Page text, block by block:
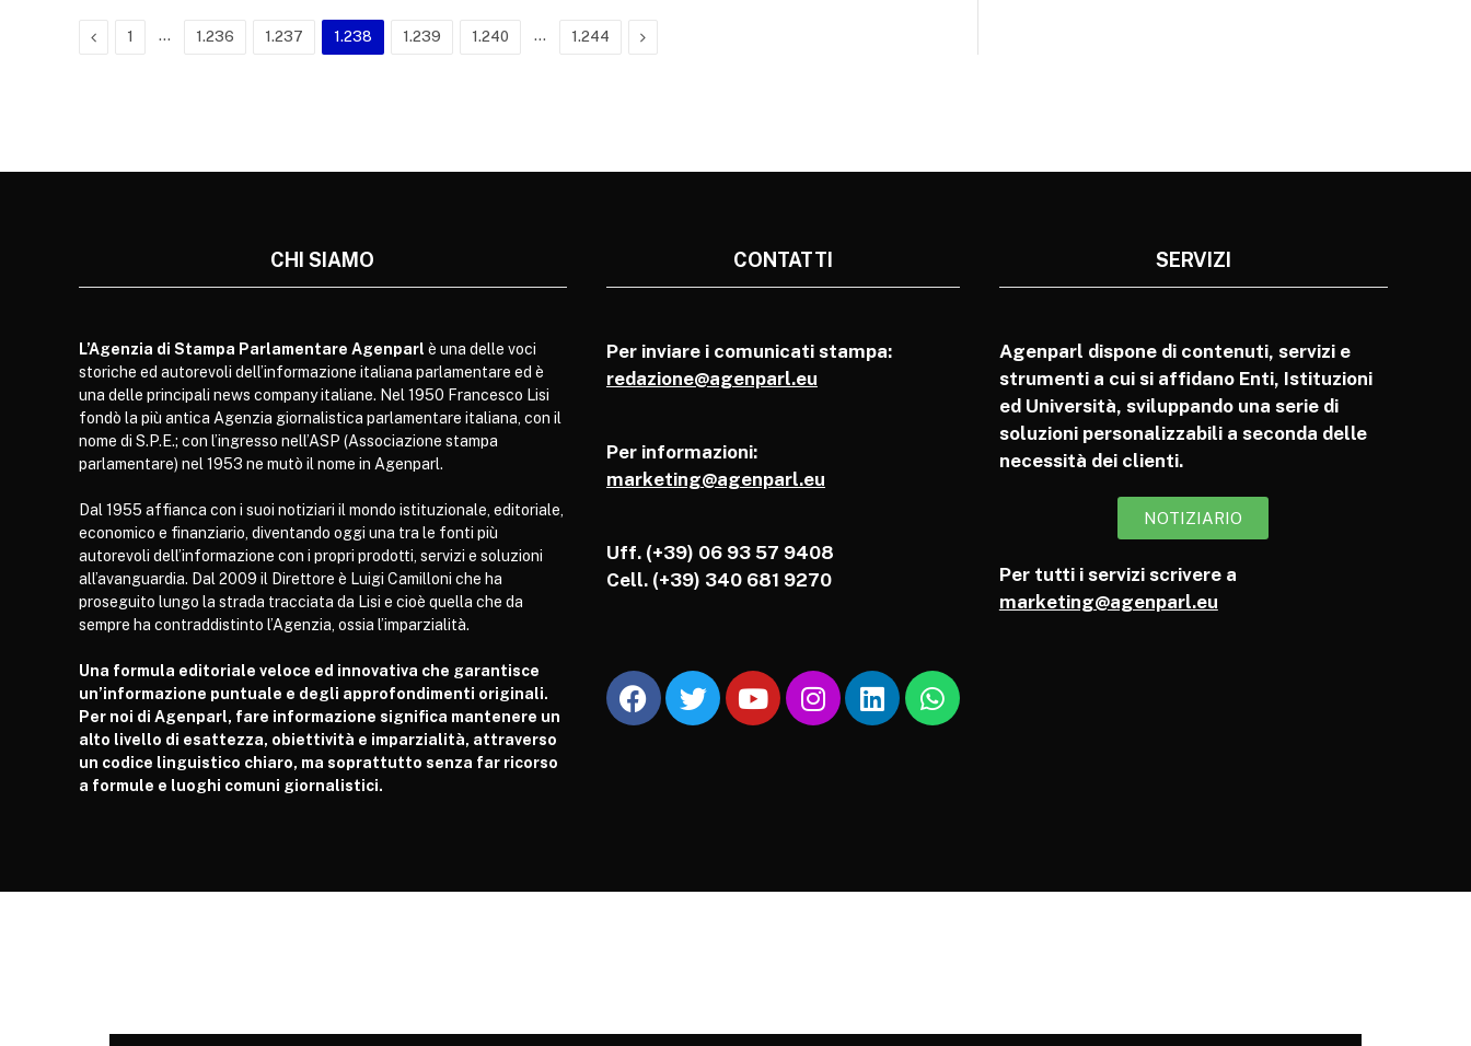
Previous
1 … 1.236 1.237 1.238 1.239 1.240 … 1.244 Next
CHI SIAMO
L’Agenzia di Stampa Parlamentare Agenparl è una delle voci
storiche ed autorevoli dell’informazione italiana parlamentare ed è
una delle principali news company italiane. Nel 1950 Francesco Lisi
fondò la più antica Agenzia giornalistica parlamentare italiana, con il
nome di S.P.E.; con l’ingresso nell’ASP (Associazione stampa
parlamentare) nel 1953 ne mutò il nome in Agenparl.
Dal 1955 affianca con i suoi notiziari il mondo istituzionale, editoriale,
economico e finanziario, diventando oggi una tra le fonti più
autorevoli dell’informazione con i propri prodotti, servizi e soluzioni
all’avanguardia. Dal 2009 il Direttore è Luigi Camilloni che ha
proseguito lungo la strada tracciata da Lisi e cioè quella che da
sempre ha contraddistinto l’Agenzia, ossia l’imparzialità.
Una formula editoriale veloce ed innovativa che garantisce
un’informazione puntuale e degli approfondimenti originali.
Per noi di Agenparl, fare informazione significa mantenere un
alto livello di esattezza, obiettività e imparzialità, attraverso
un codice linguistico chiaro, ma soprattutto senza far ricorso
a formule e luoghi comuni giornalistici.
CONTATTI
Per inviare i comunicati stampa:
redazione@agenparl.eu
Per informazioni:
marketing@agenparl.eu
Uff. (+39) 06 93 57 9408
Cell. (+39) 340 681 9270
SERVIZI
Agenparl dispone di contenuti, servizi e
strumenti a cui si affidano Enti, Istituzioni
ed Università, sviluppando una serie di
soluzioni personalizzabili a seconda delle
necessità dei clienti.
NOTIZIARIO
Per tutti i servizi scrivere a
marketing@agenparl.eu